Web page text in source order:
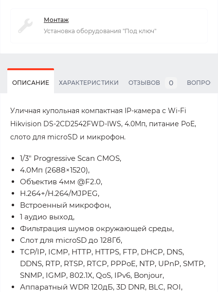
Монтаж
Установка оборудования "Под ключ"
ОПИСАНИЕ ХАРАКТЕРИСТИКИ ОТЗЫВОВ 0
Уличная купольная компактная IP-камера с Wi-Fi
Hikvision DS-2CD2542FWD-IWS, 4.0Мп, питание PoE,
слото для microSD и микрофон.
1/3" Progressive Scan CMOS,
4.0Мп (2688×1520),
Объектив 4мм @F2.0,
H.264+/H.264/MJPEG,
Встроенный микрофон,
1 аудио выход,
Фильтрация шумов окружающей среды,
Слот для microSD до 128Гб,
TCP/IP, ICMP, HTTP, HTTPS, FTP, DHCP, DNS,
DDNS, RTP, RTSP, RTCP, PPPoE, NTP, UPnP, SMTP,
SNMP, IGMP, 802.1X, QoS, IPv6, Bonjour,
Аппаратный WDR 120дБ, 3D DNR, BLC, ROI,